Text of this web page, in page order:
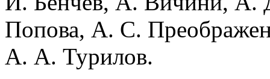
Попова, А. С.
А. А. Турилов.